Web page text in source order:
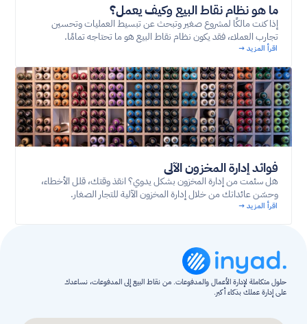
ما هو نظام نقاط البيع وكيف يعمل؟
إذا كنت مالكًا لمشروع صغير وتبحث عن تبسيط العمليات وتحسين
تجارب العملاء، فقد يكون نظام نقاط البيع هو ما تحتاجه تمامًا.
اقرأ المزيد →
فوائد إدارة المخزون الآلي
هل سئمت من إدارة المخزون بشكل يدوي؟ انقذ وقتك، قلل الأخطاء،
وحسّن عائداتك من خلال إدارة المخزون الآلية للتجار الصغار.
اقرأ المزيد →
على إدارة عملك بذكاء أكبر.